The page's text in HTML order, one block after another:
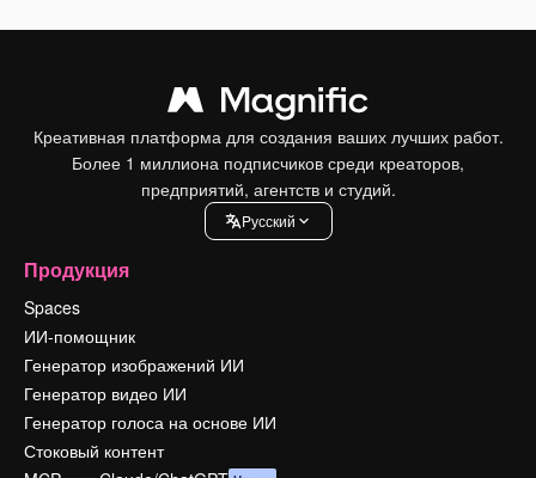
Креативная платформа для создания ваших лучших работ.
Более 1 миллиона подписчиков среди креаторов,
предприятий, агентств и студий.
Pусский
Продукция
Spaces
ИИ-помощник
Генератор изображений ИИ
Генератор видео ИИ
Генератор голоса на основе ИИ
Стоковый контент